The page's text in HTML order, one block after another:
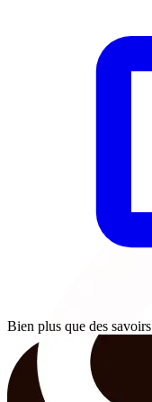
Bien plus que des savoirs